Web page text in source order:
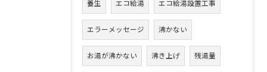
養生 エコ給湯 エコ給湯設置工事
エラーメッセージ 沸かない
お湯が沸かない 沸き上げ 残湯量